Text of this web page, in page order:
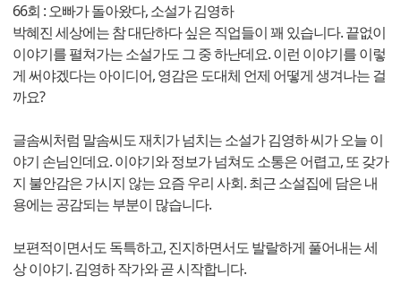
66회 : 오빠가 돌아왔다, 소설가 김영하
박혜진 세상에는 참 대단하다 싶은 직업들이 꽤 있습니다. 끝없이
이야기를 펼쳐가는 소설가도 그 중 하난데요. 이런 이야기를 이렇
게 써야겠다는 아이디어, 영감은 도대체 언제 어떻게 생겨나는 걸
까요?
글솜씨처럼 말솜씨도 재치가 넘치는 소설가 김영하 씨가 오늘 이
야기 손님인데요. 이야기와 정보가 넘쳐도 소통은 어렵고, 또 갖가
지 불안감은 가시지 않는 요즘 우리 사회. 최근 소설집에 담은 내
용에는 공감되는 부분이 많습니다.
보편적이면서도 독특하고, 진지하면서도 발랄하게 풀어내는 세
상 이야기. 김영하 작가와 곧 시작합니다.